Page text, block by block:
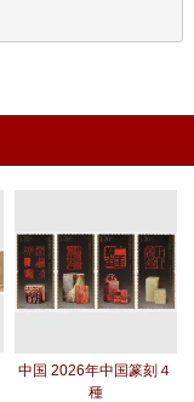
中国 2026年中国篆刻４
種